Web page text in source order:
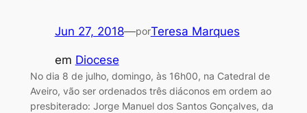
Jun 27, 2018—porTeresa Marques
em Diocese
No dia 8 de julho, domingo, às 16h00, na Catedral de
Aveiro, vão ser ordenados três diáconos em ordem ao
presbiterado: Jorge Manuel dos Santos Gonçalves, da